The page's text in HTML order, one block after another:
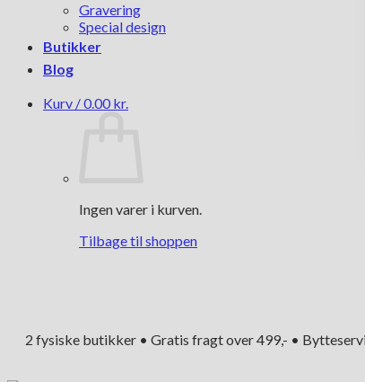
Gravering
Special design
Butikker
Blog
Kurv /0.00 kr.
Ingen varer i kurven.
Tilbage til shoppen
2 fysiske butikker • Gratis fragt over 499,- •